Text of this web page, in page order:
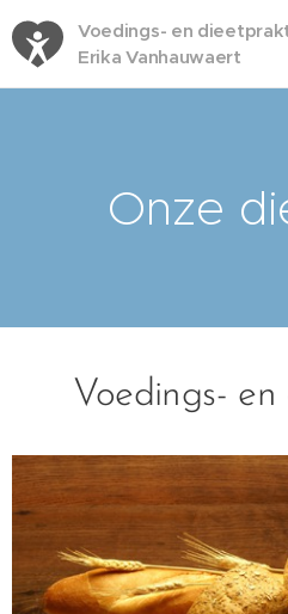
Voedings- en
Erika Vanhauwaert
Onze
Voedings-